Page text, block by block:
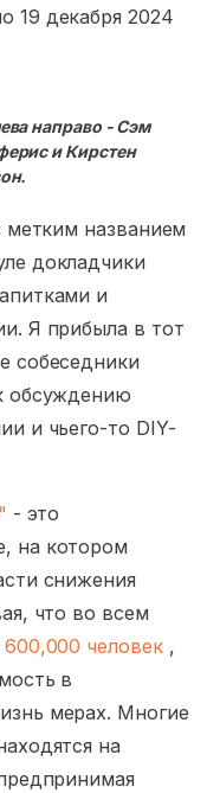
19 декабря 2024
направо - Сэм
и Кирстен
метким названием
докладчики
и
Я прибыла в тот
собеседники
обсуждению
и чьего-то DIY-
- это
на котором
снижения
что во всем
человек,
в
мерах. Многие
на